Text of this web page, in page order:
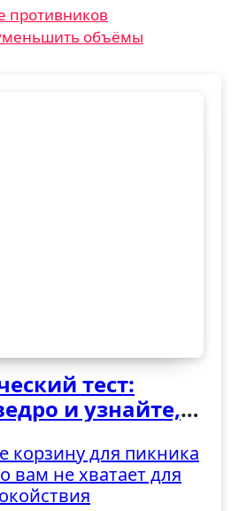
противников
объёмы
тест:
и узнайте,
корзину для пикника
вам не хватает для